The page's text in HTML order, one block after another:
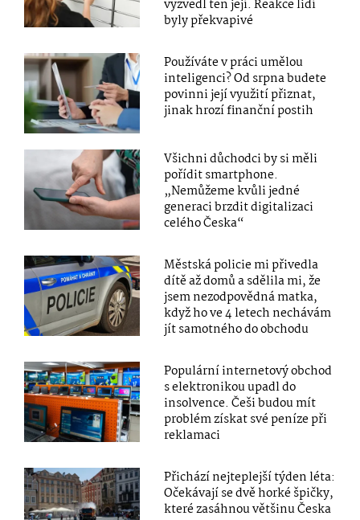
vyzvedl ten její. Reakce lidí
byly překvapivé
Používáte v práci umělou
inteligenci? Od srpna budete
povinni její využití přiznat,
jinak hrozí finanční postih
Všichni důchodci by si měli
pořídit smartphone.
„Nemůžeme kvůli jedné
generaci brzdit digitalizaci
celého Česka“
Městská policie mi přivedla
dítě až domů a sdělila mi, že
jsem nezodpovědná matka,
když ho ve 4 letech nechávám
jít samotného do obchodu
Populární internetový obchod
s elektronikou upadl do
insolvence. Češi budou mít
problém získat své peníze při
reklamaci
Přichází nejteplejší týden léta:
Očekávají se dvě horké špičky,
které zasáhnou většinu Česka